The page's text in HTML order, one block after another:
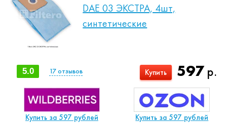
DAE 03 ЭКСТРА, 4шт,
синтетические
597р.
Купить
5.0 17отзывов
Купить за 597 рублей Купить за 597 рублей